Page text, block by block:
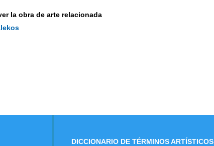
la obra de arte relacionada
DICCIONARIO DE TÉRMINOS ARTÍSTICOS